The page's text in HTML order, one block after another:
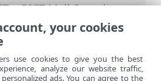
>ESET Mail Security>
Mail Security>Guida e
> Informazioni su ESET
your cookies
use cookies to give you the best
analyze our website traffic,
ads. You can agree to the